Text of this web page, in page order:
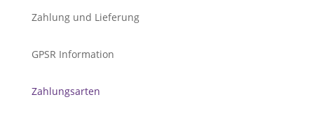
Zahlung und Lieferung
GPSR Information
Zahlungsarten